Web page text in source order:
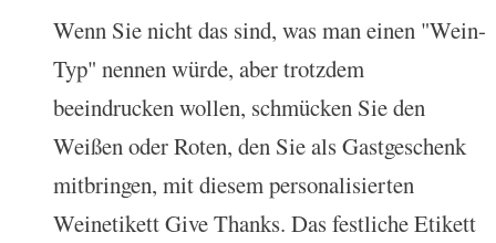
Wenn Sie nicht das sind, was man einen "Wein-
Typ" nennen würde, aber trotzdem
beeindrucken wollen, schmücken Sie den
Weißen oder Roten, den Sie als Gastgeschenk
mitbringen, mit diesem personalisierten
Weinetikett Give Thanks. Das festliche Etikett